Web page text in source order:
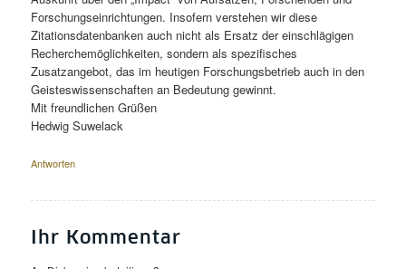
Forschungseinrichtungen. Insofern verstehen wir diese
Zitationsdatenbanken auch nicht als Ersatz der einschlägigen
Recherchemöglichkeiten, sondern als spezifisches
Zusatzangebot, das im heutigen Forschungsbetrieb auch in den
Geisteswissenschaften an Bedeutung gewinnt.
Mit freundlichen Grüßen
Hedwig Suwelack
Antworten
Ihr Kommentar